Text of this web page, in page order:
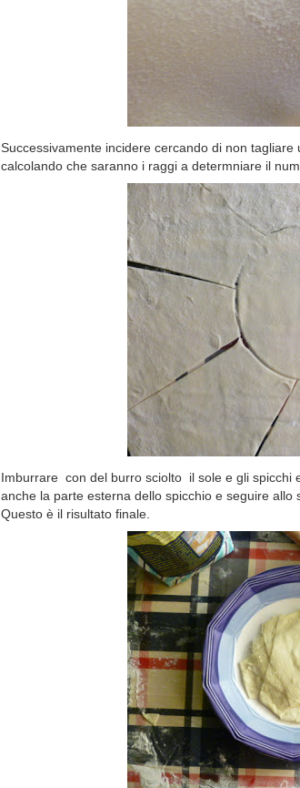
Successivamente incidere cercando di non
calcolando che saranno i raggi a determniare il
Imburrare con del burro sciolto il sole e gli spicchi
anche la parte esterna dello spicchio e seguire allo
Questo è il risultato finale.